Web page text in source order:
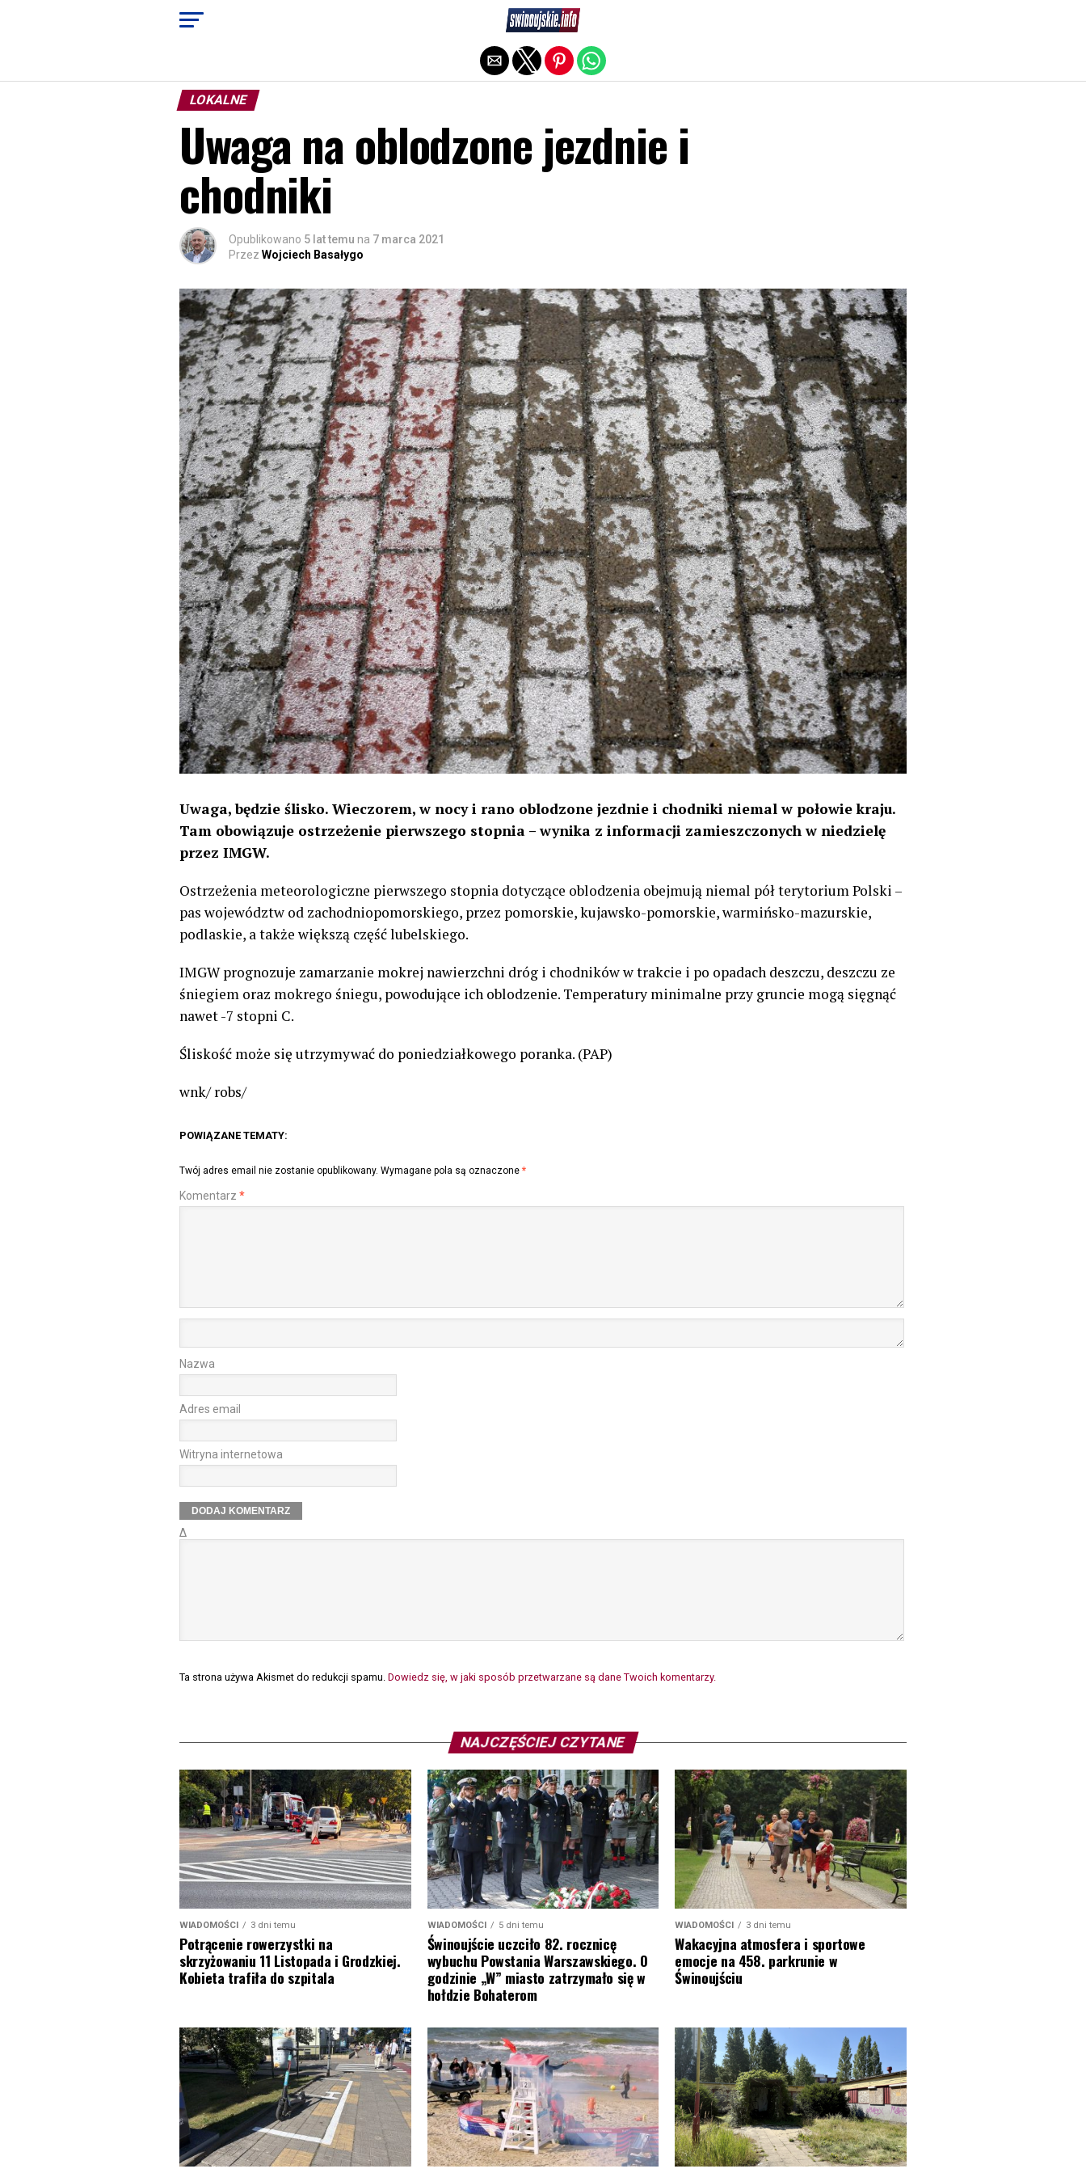
LOKALNE
Uwaga na oblodzone jezdnie i
chodniki
Opublikowano 5 lat temu na 7 marca 2021
Przez Wojciech Basałygo
Uwaga, będzie ślisko. Wieczorem, w nocy i rano oblodzone jezdnie i chodniki niemal w połowie kraju.
Tam obowiązuje ostrzeżenie pierwszego stopnia – wynika z informacji zamieszczonych w niedzielę
przez IMGW.
Ostrzeżenia meteorologiczne pierwszego stopnia dotyczące oblodzenia obejmują niemal pół terytorium Polski –
pas województw od zachodniopomorskiego, przez pomorskie, kujawsko-pomorskie, warmińsko-mazurskie,
podlaskie, a także większą część lubelskiego.
IMGW prognozuje zamarzanie mokrej nawierzchni dróg i chodników w trakcie i po opadach deszczu, deszczu ze
śniegiem oraz mokrego śniegu, powodujące ich oblodzenie. Temperatury minimalne przy gruncie mogą sięgnąć
nawet -7 stopni C.
Śliskość może się utrzymywać do poniedziałkowego poranka. (PAP)
wnk/ robs/
POWIĄZANE TEMATY:
Twój adres email nie zostanie opublikowany. Wymagane pola są oznaczone *
Komentarz *
Nazwa
Adres email
Witryna internetowa
Δ
Ta strona używa Akismet do redukcji spamu. Dowiedz się, w jaki sposób przetwarzane są dane Twoich komentarzy.
NAJCZĘŚCIEJ CZYTANE
WIADOMOŚCI 3 dni temu
Potrącenie rowerzystki na
skrzyżowaniu 11 Listopada i Grodzkiej.
Kobieta trafiła do szpitala
WIADOMOŚCI 5 dni temu
Świnoujście uczciło 82. rocznicę
wybuchu Powstania Warszawskiego. O
godzinie „W” miasto zatrzymało się w
hołdzie Bohaterom
WIADOMOŚCI 3 dni temu
Wakacyjna atmosfera i sportowe
emocje na 458. parkrunie w
Świnoujściu
Exit mobile version